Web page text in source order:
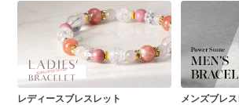
レディースブレスレット メンズブレ